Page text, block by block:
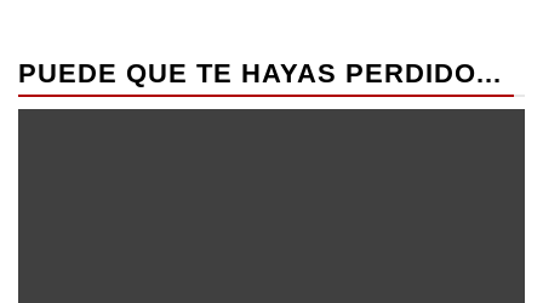
PUEDE QUE TE HAYAS PERDIDO...